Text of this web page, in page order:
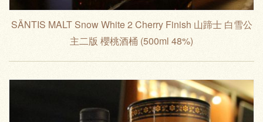
SÄNTIS MALT Snow White 2 Cherry Finish 山蹄士 白雪公
主二版 櫻桃酒桶 (500ml 48%)